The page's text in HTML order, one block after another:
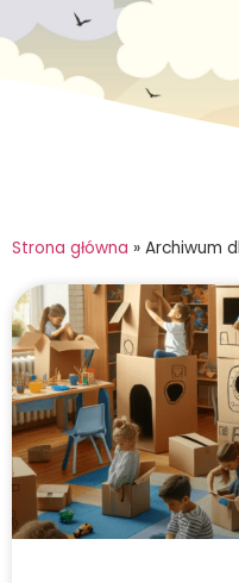
Strona główna » Archiwum